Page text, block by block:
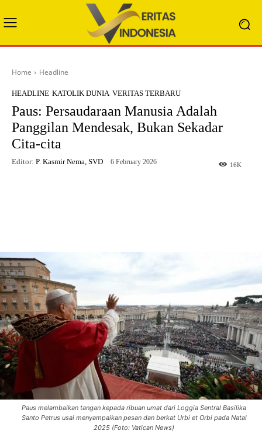
Home Headline
HEADLINE KATOLIK DUNIA VERITAS TERBARU
Paus: Persaudaraan Manusia Adalah
Panggilan Mendesak, Bukan Sekadar
Cita-cita
16K
Editor: P. Kasmir Nema, SVD 6 February 2026
Paus melambaikan tangan kepada ribuan umat dari Loggia Sentral Basilika
Santo Petrus usai menyampaikan pesan dan berkat Urbi et Orbi pada Natal
2025 (Foto: Vatican News)